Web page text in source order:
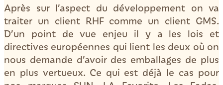
Après sur l’aspect du développement on va
traiter un client RHF comme un client GMS.
D’un point de vue enjeu il y a les lois et
directives européennes qui lient les deux où on
nous demande d’avoir des emballages de plus
en plus vertueux. Ce qui est déjà le cas pour